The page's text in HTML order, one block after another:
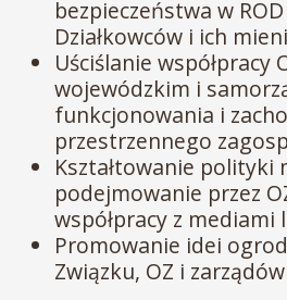
bezpieczeństwa w
Działkowców i ich
Uściślanie współpracy
wojewódzkim i
funkcjonowania i
przestrzennego
Kształtowanie polityki
podejmowanie przez
współpracy z
Promowanie idei
Związku, OZ i